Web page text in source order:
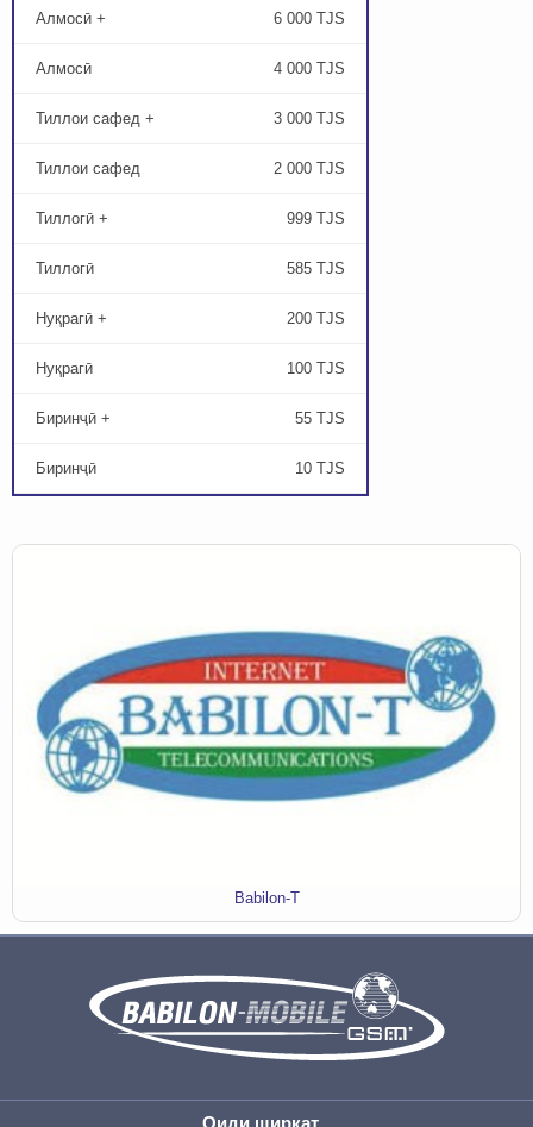
Алмосӣ + 6 000 TJS
Алмосӣ 4 000 TJS
Тиллои сафед + 3 000 TJS
Тиллои сафед 2 000 TJS
Тиллогӣ + 999 TJS
Тиллогӣ 585 TJS
Нуқрагӣ + 200 TJS
Нуқрагӣ 100 TJS
Биринҷӣ + 55 TJS
Биринҷӣ 10 TJS
Babilon-T
Оиди ширкат...